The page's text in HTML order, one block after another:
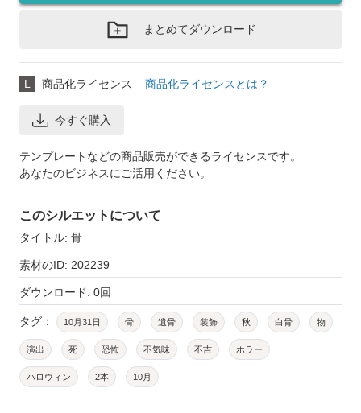
まとめてダウンロード
L 商品化ライセンス 商品化ライセンスとは？
今すぐ購入
テンプレートなどの商品販売ができるライセンスです。
あなたのビジネスにご活用ください。
このシルエットについて
タイトル: 骨
素材のID: 202239
ダウンロード: 0回
タグ： 10月31日 骨 遺骨 装飾 秋 白骨 物
演出 死 恐怖 不気味 不吉 ホラー
ハロウィン 2本 10月